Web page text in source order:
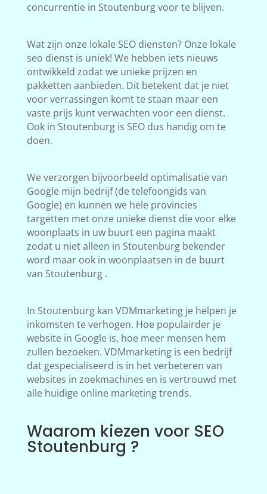
concurrentie in Stoutenburg voor te blijven.
Wat zijn onze lokale SEO diensten? Onze lokale
seo dienst is uniek! We hebben iets nieuws
ontwikkeld zodat we unieke prijzen en
pakketten aanbieden. Dit betekent dat je niet
voor verrassingen komt te staan maar een
vaste prijs kunt verwachten voor een dienst.
Ook in Stoutenburg is SEO dus handig om te
doen.
We verzorgen bijvoorbeeld optimalisatie van
Google mijn bedrijf (de telefoongids van
Google) en kunnen we hele provincies
targetten met onze unieke dienst die voor elke
woonplaats in uw buurt een pagina maakt
zodat u niet alleen in Stoutenburg bekender
word maar ook in woonplaatsen in de buurt
van Stoutenburg .
In Stoutenburg kan VDMmarketing je helpen je
inkomsten te verhogen. Hoe populairder je
website in Google is, hoe meer mensen hem
zullen bezoeken. VDMmarketing is een bedrijf
dat gespecialiseerd is in het verbeteren van
websites in zoekmachines en is vertrouwd met
alle huidige online marketing trends.
Waarom kiezen voor SEO
Stoutenburg ?